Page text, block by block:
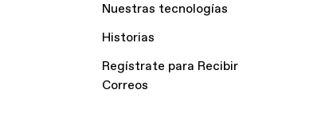
Nuestras tecnologías
Historias
Regístrate para Recibir
Correos